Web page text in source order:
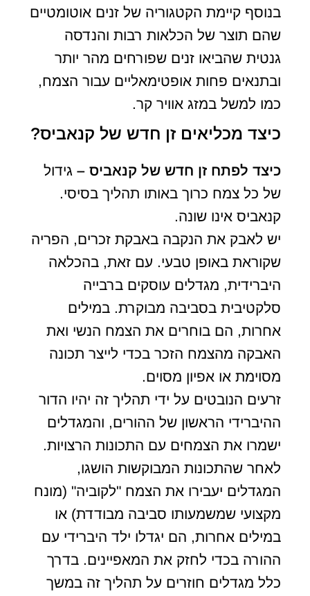
בנוסף קיימת הקטגוריה של זנים אוטומטיים
שהם תוצר של הכלאות רבות והנדסה
גנטית שהביאו זנים שפורחים מהר יותר
ובתנאים פחות אופטימאליים עבור הצמח,
כמו למשל במזג אוויר קר.
כיצד מכליאים זן חדש של קנאביס?
כיצד לפתח זן חדש של קנאביס – גידול
של כל צמח כרוך באותו תהליך בסיסי.
קנאביס אינו שונה.
יש לאבק את הנקבה באבקת זכרים, הפריה
שקוראת באופן טבעי. עם זאת, בהכלאה
היברידית, מגדלים עוסקים ברבייה
סלקטיבית בסביבה מבוקרת. במילים
אחרות, הם בוחרים את הצמח הנשי ואת
האבקה מהצמח הזכר בכדי לייצר תכונה
מסוימת או אפיון מסוים.
זרעים הנובטים על ידי תהליך זה יהיו הדור
ההיברידי הראשון של ההורים, והמגדלים
ישמרו את הצמחים עם התכונות הרצויות.
לאחר שהתכונות המבוקשות הושגו,
המגדלים יעבירו את הצמח "לקוביה" (מונח
מקצועי שמשמעותו סביבה מבודדת) או
במילים אחרות, הם יגדלו ילד היברידי עם
ההורה בכדי לחזק את המאפיינים. בדרך
כלל מגדלים חוזרים על תהליך זה במשך